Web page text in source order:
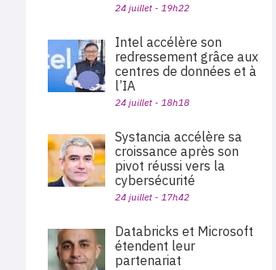
24 juillet - 19h22
Intel accélère son
redressement grâce aux
centres de données et à
l’IA
24 juillet - 18h18
Systancia accélère sa
croissance après son
pivot réussi vers la
cybersécurité
24 juillet - 17h42
Databricks et Microsoft
étendent leur
partenariat